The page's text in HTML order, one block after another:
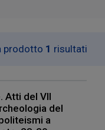
prodotto 1 risultati
Atti del VII
del
a